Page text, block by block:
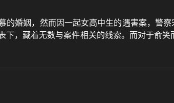
的婚姻，然而因一起女高中生的遇害案，警
下，藏着无数与案件相关的线索。而对于